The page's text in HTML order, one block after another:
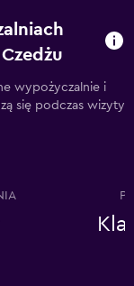
wypożyczalnie i
się podczas wizyty